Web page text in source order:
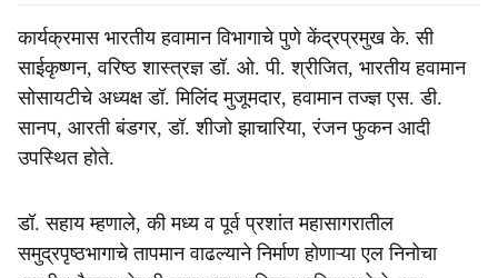
कार्यक्रमास भारतीय हवामान विभागाचे पुणे केंद्रप्रमुख के. सी
साईकृष्णन, वरिष्ठ शास्त्रज्ञ डॉ. ओ. पी. श्रीजित, भारतीय हवामान
सोसायटीचे अध्यक्ष डॉ. मिलिंद मुजूमदार, हवामान तज्ज्ञ एस. डी.
सानप, आरती बंडगर, डॉ. शीजो झाचारिया, रंजन फुकन आदी
उपस्थित होते.
डॉ. सहाय म्हणाले, की मध्य व पूर्व प्रशांत महासागरातील
समुद्रपृष्ठभागाचे तापमान वाढल्याने निर्माण होणाऱ्या एल निनोचा